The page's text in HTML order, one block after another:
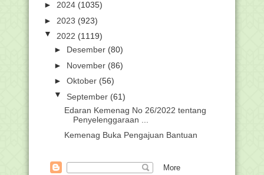
► 2024 (1035)
► 2023 (923)
▼ 2022 (1119)
► Desember (80)
► November (86)
► Oktober (56)
▼ September (61)
Edaran Kemenag No 26/2022 tentang
Penyelenggaraan ...
Kemenag Buka Pengajuan Bantuan
Juknis Bantuan Lembaga Mitra,
Lembaga Profesi Pend...